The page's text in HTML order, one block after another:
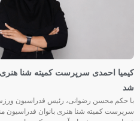
کیمیا احمدی سرپرست کمیته شنا
شد
با حکم محسن رضوانی، رئیس فدراسیون
سرپرست کمیته شنا هنری بانوان